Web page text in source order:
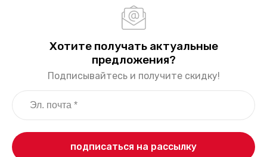
Хотите получать актуальные
предложения?
Подписывайтесь и получите скидку!
подписаться на рассылку